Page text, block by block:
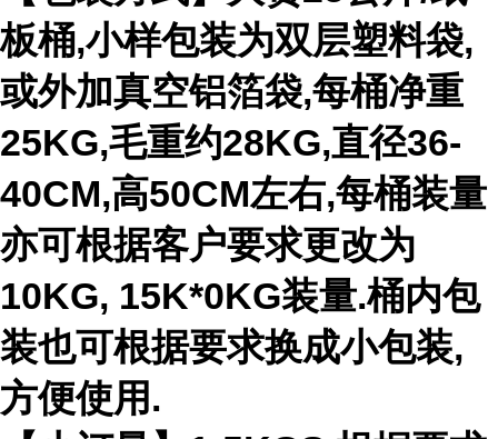
板桶,小样包装为双层塑料袋,
或外加真空铝箔袋,每桶净重
25KG,毛重约28KG,直径36-
40CM,高50CM左右,每桶装量
亦可根据客户要求更改为
10KG, 15K*0KG装量.桶内包
装也可根据要求换成小包装,
方便使用.